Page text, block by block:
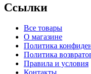
Ссылки
Все товары
О магазине
Политика
Политика
Правила и условия